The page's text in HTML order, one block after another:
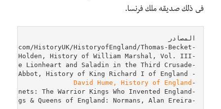
فى ذلك صديقه ملك فرنسا.
-
David Hume, History of England
-Kings & Queens of England: Normans, Alan Ereira